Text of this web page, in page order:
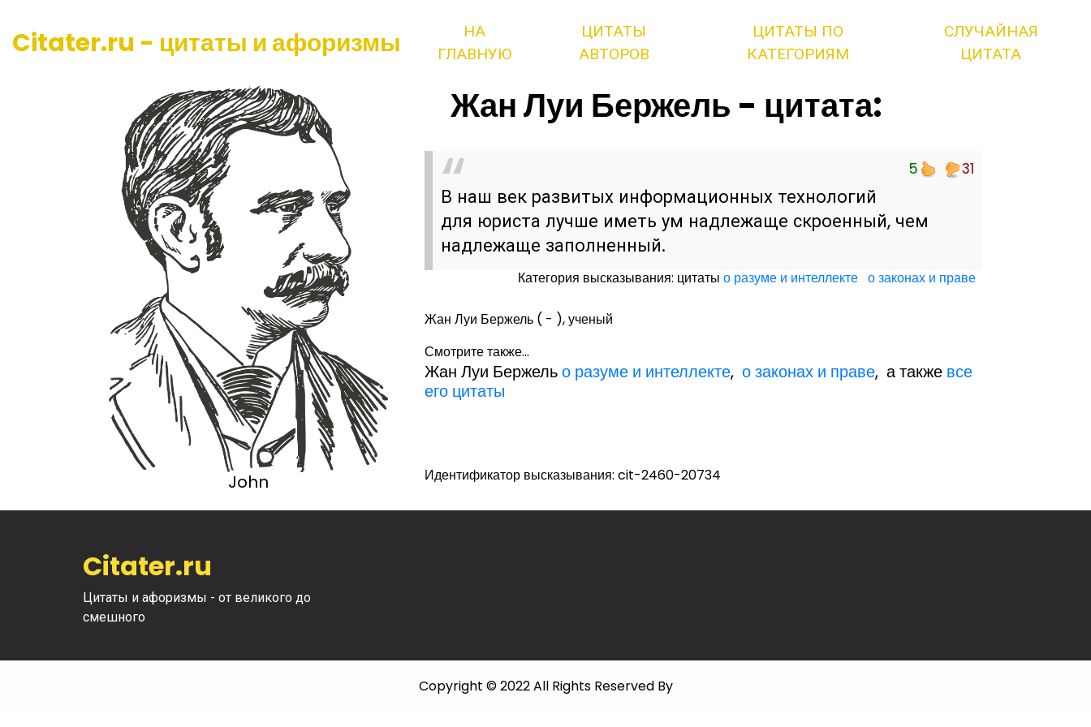
Citater.ru - цитаты и афоризмы
НА
ГЛАВНУЮ
ЦИТАТЫ
АВТОРОВ
ЦИТАТЫ ПО
КАТЕГОРИЯМ
СЛУЧАЙНАЯ
ЦИТАТА
John
Жан Луи Бержель - цитата:
5 31
В наш век развитых информационных технологий
для юриста лучше иметь ум надлежаще скроенный, чем
надлежаще заполненный.
Категория высказывания: цитаты о разуме и интеллекте о законах и праве
Жан Луи Бержель ( - ), ученый
Смотрите также...
Жан Луи Бержельо разуме и интеллекте,о законах и праве, а также все
его цитаты
Идентификатор высказывания: cit-2460-20734
Citater.ru
Цитаты и афоризмы - от великого до
смешного
Copyright © 2022 All Rights Reserved By